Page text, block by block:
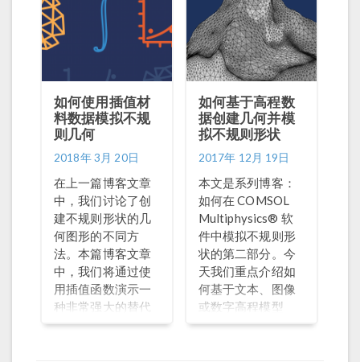
建用户定义的零件
库。 几何零件和零
件实例 COMSOL中
体素 的 CAD 工
具，用于创建几何
零件，这些几何体
素是一些基本的几
圆锥、圆柱、球
体、棱锥和圆环等
三维几何。您可以
将这些几何体素组
合起来形成更复杂
的几何结构用于仿
真。 几何零件 提供
了一种重现和参数
化这类复杂几何图
形的方法。当这些
验的仿真用户而言
都比较困难。
如何使用插值材
料数据模拟不规
则几何
2018年 3月 20日
在上一篇博客文章
中，我们讨论了创
建不规则形状的几
何图形的不同方
法。本篇博客文章
中，我们将通过使
用插值函数演示一
种非常强大的替代
建模方法：利用拟
如何基于高程数
据创建几何并模
拟不规则形状
2017年 12月 19日
本文是系列博客：
如何在 COMSOL
Multiphysics® 软
件中模拟不规则形
状的第二部分。今
天我们重点介绍如
何基于文本、图像
或数字高程模型
（DEM）文件等以